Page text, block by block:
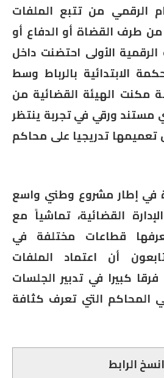
الرقمي من تتبع الملفات
طرف القضاة أو الدفاع أو
الأولى احتضنت داخل
3 بالمحكمة الابتدائية بالرباط وسط
مكنت الهيئة القضائية من
مستند ورقي في تجربة ينتظر
تعميمها تدريجيا على محاكم
في إطار مشروع وطني واسع
القضائية، تماشياً مع
قطاعات مختلفة في
أن اعتماد الملفات
كبيرا في تدبير الجلسات
المحاكم التي تعرف كثافة
انسخ الرابط